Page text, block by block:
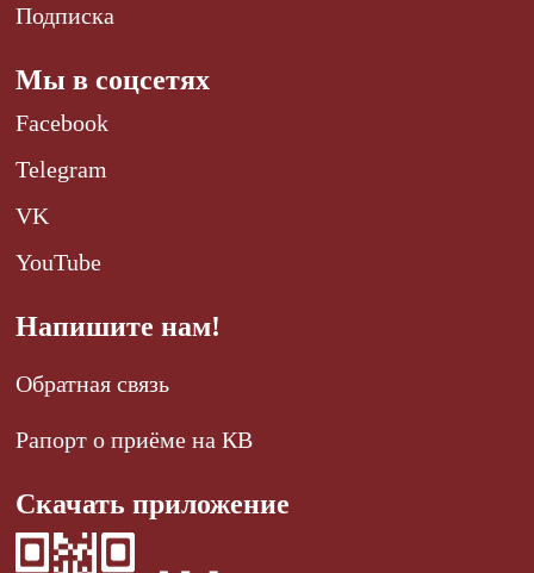
Подписка
Мы в соцсетях
Facebook
Telegram
VK
YouTube
Напишите нам!
Обратная связь
Рапорт о приёме на КВ
Скачать приложение